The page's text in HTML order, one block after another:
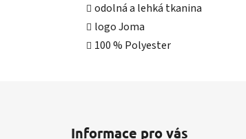
odolná a lehká tkanina
logo Joma
100 % Polyester
Informace pro vás